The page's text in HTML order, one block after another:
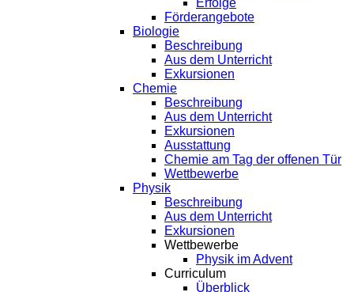
Erfolge
Förderangebote
Biologie
Beschreibung
Aus dem Unterricht
Exkursionen
Chemie
Beschreibung
Aus dem Unterricht
Exkursionen
Ausstattung
Chemie am Tag der offenen Tür
Wettbewerbe
Physik
Beschreibung
Aus dem Unterricht
Exkursionen
Wettbewerbe
Physik im Advent
Curriculum
Überblick